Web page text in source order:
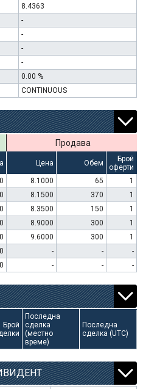
8.4363
-
-
-
-
0.00 %
CONTINUOUS
Продава
Цена Обем
Брой
оферти
8.1000 65
1
8.1500 370
1
8.3500 150
1
8.9000 300
1
9.6000 300
1
- -
-
- - -
Брой
Последна
сделка
(местно
време)
Последна
сделка (UTC)